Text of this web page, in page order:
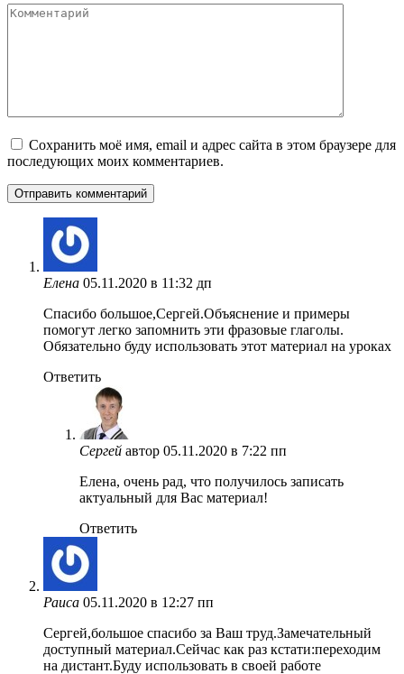
Комментарий
Сохранить моё имя, email и адрес сайта в этом браузере для
последующих моих комментариев.
Елена 05.11.2020 в 11:32 дп
Спасибо большое,Сергей.Объяснение и примеры
помогут легко запомнить эти фразовые глаголы.
Обязательно буду использовать этот материал на уроках
Ответить
Сергей автор 05.11.2020 в 7:22 пп
Елена, очень рад, что получилось записать
актуальный для Вас материал!
Ответить
Раиса 05.11.2020 в 12:27 пп
Сергей,большое спасибо за Ваш труд.Замечательный
доступный материал.Сейчас как раз кстати:переходим
на дистант.Буду использовать в своей работе